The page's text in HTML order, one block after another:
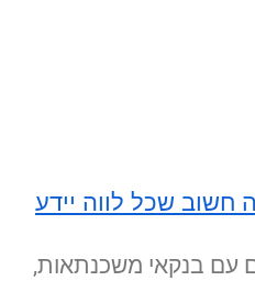
שכל לווה יידע
עם בנקאי משכנתאות,